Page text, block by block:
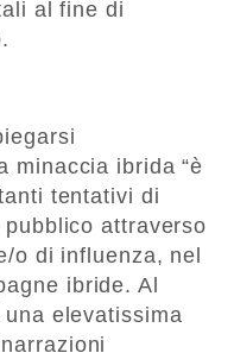
al fine di
minaccia ibrida “è
tentativi di
attraverso
o di influenza, nel
ibride. Al
elevatissima